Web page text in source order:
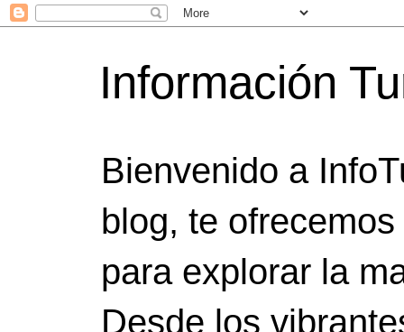
Información
Bienvenido a
blog, te
para explorar la
Desde los